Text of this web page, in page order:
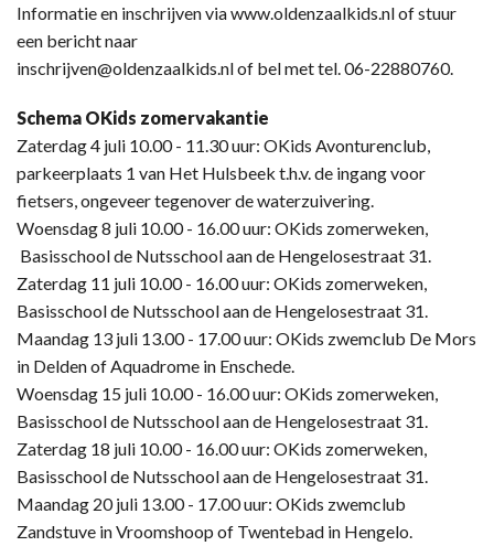
Informatie en inschrijven via www.oldenzaalkids.nl of stuur
een bericht naar
inschrijven@oldenzaalkids.nl of bel met tel. 06-22880760.
Schema OKids zomervakantie
Zaterdag 4 juli 10.00 - 11.30 uur: OKids Avonturenclub,
parkeerplaats 1 van Het Hulsbeek t.h.v. de ingang voor
fietsers, ongeveer tegenover de waterzuivering.
Woensdag 8 juli 10.00 - 16.00 uur: OKids zomerweken,
Basisschool de Nutsschool aan de Hengelosestraat 31.
Zaterdag 11 juli 10.00 - 16.00 uur: OKids zomerweken,
Basisschool de Nutsschool aan de Hengelosestraat 31.
Maandag 13 juli 13.00 - 17.00 uur: OKids zwemclub De Mors
in Delden of Aquadrome in Enschede.
Woensdag 15 juli 10.00 - 16.00 uur: OKids zomerweken,
Basisschool de Nutsschool aan de Hengelosestraat 31.
Zaterdag 18 juli 10.00 - 16.00 uur: OKids zomerweken,
Basisschool de Nutsschool aan de Hengelosestraat 31.
Maandag 20 juli 13.00 - 17.00 uur: OKids zwemclub
Zandstuve in Vroomshoop of Twentebad in Hengelo.